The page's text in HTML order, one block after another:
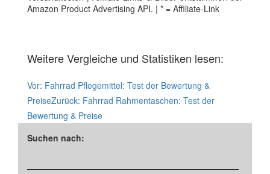
Amazon Product Advertising API. | * = Affiliate-Link
Weitere Vergleiche und Statistiken lesen:
Vor: Fahrrad Pflegemittel: Test der Bewertung &
PreiseZurück: Fahrrad Rahmentaschen: Test der
Bewertung & Preise
Suchen nach: